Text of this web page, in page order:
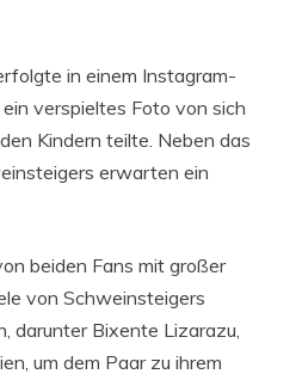
in einem Instagram-
verspieltes Foto von sich
Kindern teilte. Neben das
erwarten ein
beiden Fans mit großer
von Schweinsteigers
darunter Bixente Lizarazu,
um dem Paar zu ihrem